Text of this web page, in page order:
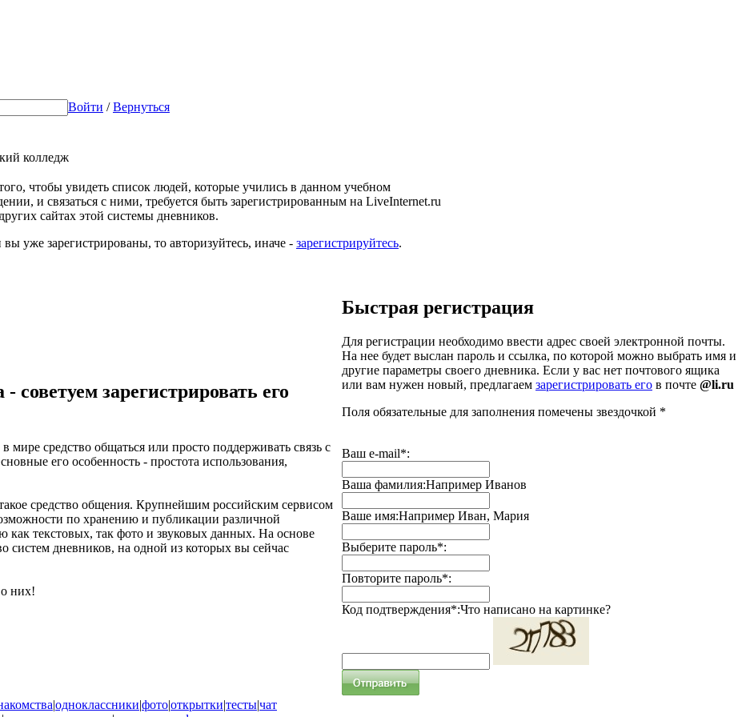
Войти /Вернуться
колледж
чтобы увидеть список людей, которые учились в данном учебном
и связаться с ними, требуется быть зарегистрированным на LiveInternet.ru
сайтах этой системы дневников.
вы уже зарегистрированы, то авторизуйтесь, иначе - зарегистрируйтесь.
зарегистрировать его
мире средство общаться или просто поддерживать связь с
его особенность - простота использования,
средство общения. Крупнейшим российским сервисом
по хранению и публикации различной
текстовых, так фото и звуковых данных. На основе
систем дневников, на одной из которых вы сейчас
о них!
Быстрая регистрация
Для регистрации необходимо ввести адрес своей электронной почты.
На нее будет выслан пароль и ссылка, по которой можно выбрать имя и
другие параметры своего дневника. Если у вас нет почтового ящика
или вам нужен новый, предлагаем зарегистрировать его в почте @li.ru
Поля обязательные для заполнения помечены звездочкой *
Ваш e-mail*:
Ваша фамилия:Например Иванов
Ваше имя:Например Иван, Мария
Выберите пароль*:
Повторите пароль*:
Код подтверждения*:Что написано на картинке?
|одноклассники|фото|открытки|тесты|чат